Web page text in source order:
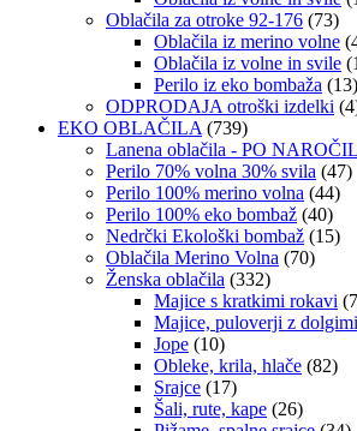
Oblačila za otroke 92-176 (73)
Oblačila iz merino volne
Oblačila iz volne in svile
Perilo iz eko bombaža (13)
ODPRODAJA otroški izdelki
EKO OBLAČILA (739)
Lanena oblačila - PO
Perilo 70% volna 30% svila (47)
Perilo 100% merino volna (44)
Perilo 100% eko bombaž (40)
Nedrčki Ekološki bombaž (15)
Oblačila Merino Volna (70)
Ženska oblačila (332)
Majice s kratkimi rokavi
Majice, puloverji z
Jope (10)
Obleke, krila, hlače (82)
Srajce (17)
Šali, rute, kape (26)